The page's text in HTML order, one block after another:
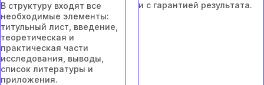
В структуру входят все
необходимые элементы:
титульный лист, введение,
теоретическая и
практическая части
исследования, выводы,
список литературы и
приложения.
и с гарантией результата.